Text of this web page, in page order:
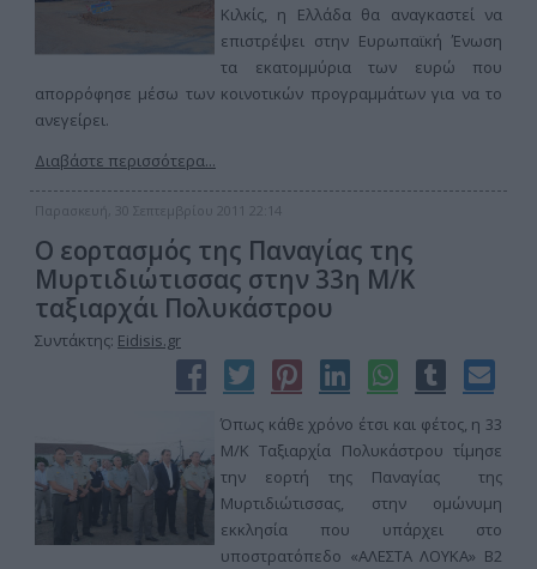
Κιλκίς, η Ελλάδα θα αναγκαστεί να
επιστρέψει στην Ευρωπαϊκή Ένωση
τα εκατομμύρια των ευρώ που
απορρόφησε μέσω των κοινοτικών προγραμμάτων για να το
ανεγείρει.
Διαβάστε περισσότερα...
Παρασκευή, 30 Σεπτεμβρίου 2011 22:14
Ο εορτασμός της Παναγίας της
Μυρτιδιώτισσας στην 33η Μ/Κ
ταξιαρχάι Πολυκάστρου
Συντάκτης: Eidisis.gr
Όπως κάθε χρόνο έτσι και φέτος, η 33
Μ/Κ Ταξιαρχία Πολυκάστρου τίμησε
την εορτή της Παναγίας της
Μυρτιδιώτισσας, στην ομώνυμη
εκκλησία που υπάρχει στο
υποστρατόπεδο «ΑΛΕΣΤΑ ΛΟΥΚΑ» Β2